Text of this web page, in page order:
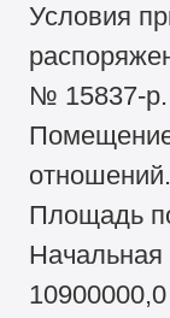
Условия
№ 15837-р.
отношений.
Площадь